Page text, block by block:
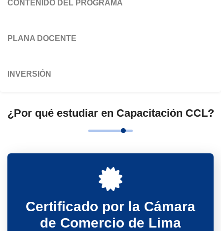
permitirán a los participantes desempeñarse con
seguridad en funciones de administración de
planillas, mejorar la gestión laboral y garantizar el
emprendimientos.
CONTENIDO DEL PROGRAMA
PLANA DOCENTE
INVERSIÓN
¿Por qué estudiar en Capacitación CCL?
Certificado por la Cámara
de Comercio de Lima